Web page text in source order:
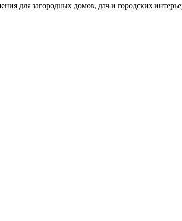
для загородных домов, дач и городских